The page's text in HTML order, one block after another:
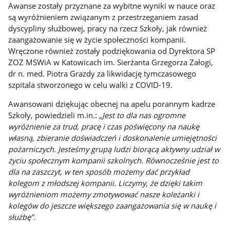
Awanse zostały przyznane za wybitne wyniki w nauce oraz
są wyróżnieniem związanym z przestrzeganiem zasad
dyscypliny służbowej, pracy na rzecz Szkoły, jak również
zaangażowanie się w życie społeczności kompanii.
Wręczone również zostały podziękowania od Dyrektora SP
ZOZ MSWiA w Katowicach im. Sierżanta Grzegorza Załogi,
dr n. med. Piotra Grazdy za likwidację tymczasowego
szpitala stworzonego w celu walki z COVID-19.
Awansowani dziękując obecnej na apelu porannym kadrze
Szkoły, powiedzieli m.in.:„Jest to dla nas ogromne
wyróżnienie za trud, pracę i czas poświęcony na naukę
własną, zbieranie doświadczeń i doskonalenie umiejętności
pożarniczych. Jesteśmy grupą ludzi biorącą aktywny udział w
życiu społecznym kompanii szkolnych. Równocześnie jest to
dla na zaszczyt, w ten sposób możemy dać przykład
kolegom z młodszej kompanii. Liczymy, że dzięki takim
wyróżnieniom możemy zmotywować nasze koleżanki i
kolegów do jeszcze większego zaangażowania się w naukę i
służbę”.